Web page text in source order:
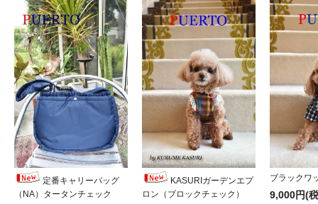
定番キャリーバッグ
（NA）タータンチェック
KASURIガーデンエプ
ロン（ブロックチェック）
ブラックワ
9,000円(